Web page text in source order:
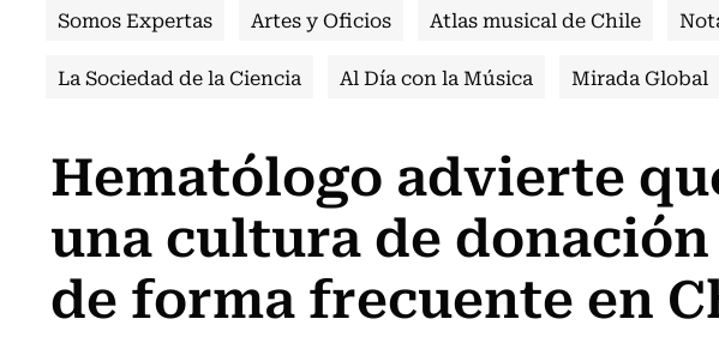
Somos Expertas
Artes y Oficios Atlas musical de Chile
La Sociedad de la Ciencia
Al Día con la Música Mirada Global
Hematólogo advierte
una cultura de
de forma frecuente en